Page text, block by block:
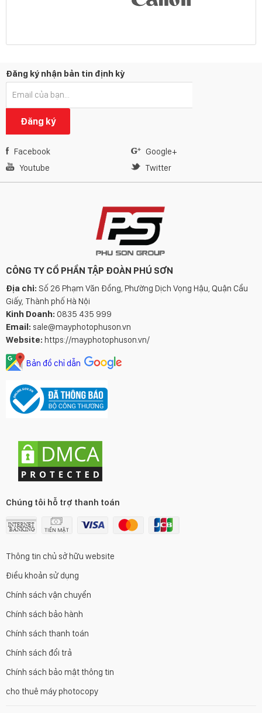
Đăng ký nhận bản tin định kỳ
Đăng ký
Facebook
Google+
Youtube
Twitter
CÔNG TY CỔ PHẦN TẬP ĐOÀN PHÚ SƠN
Địa chỉ: Số 26 Phạm Văn Đồng, Phường Dịch Vọng Hậu, Quận Cầu
Giấy, Thành phố Hà Nội
Kinh Doanh: 0835 435 999
Email: sale@mayphotophuson.vn
Website: https://mayphotophuson.vn/
Bản đồ chỉ dẫn
Chúng tôi hỗ trợ thanh toán
Thông tin chủ sở hữu website
Điều khoản sử dụng
Chính sách vận chuyển
Chính sách bảo hành
Chính sách thanh toán
Chính sách đổi trả
Chính sách bảo mật thông tin
cho thuê máy photocopy